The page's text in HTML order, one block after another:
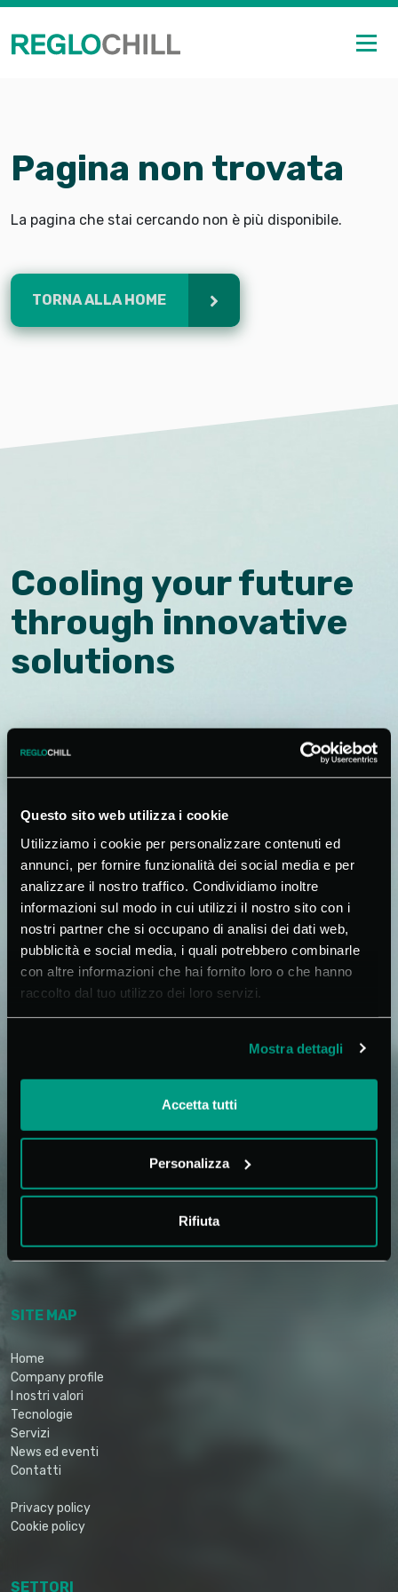
Questo sito web utilizza i cookie
Utilizziamo i cookie per personalizzare contenuti ed
annunci, per fornire funzionalità dei social media e per
analizzare il nostro traffico. Condividiamo inoltre
informazioni sul modo in cui utilizzi il nostro sito con i
nostri partner che si occupano di analisi dei dati web,
pubblicità e social media, i quali potrebbero combinarle
con altre informazioni che hai fornito loro o che hanno
raccolto dal tuo utilizzo dei loro servizi.
Mostra dettagli
Accetta tutti
Personalizza
Rifiuta
Pagina non trovata
La pagina che stai cercando non è più disponibile.
TORNA ALLA HOME
Cooling your future
through innovative
solutions
CONTATTA IL NOSTRO TEAM
Italia
CF e P.IVA IT-04187970985
RI - BS REA 595285
Tel +39 030 996 9998
SITE MAP
Home
Company profile
I nostri valori
Tecnologie
Servizi
News ed eventi
Contatti
Privacy policy
Cookie policy
SETTORI